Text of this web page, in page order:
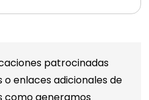
patrocinadas
enlaces adicionales de